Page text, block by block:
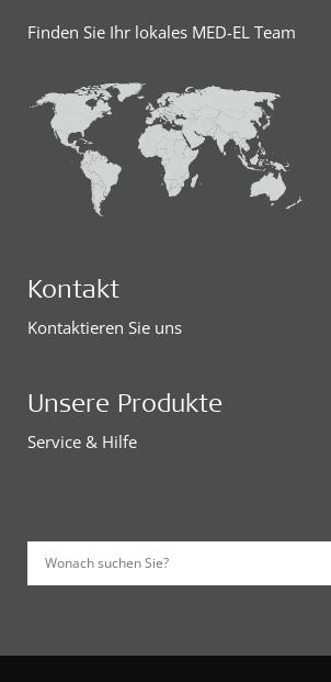
Finden Sie Ihr lokales MED-EL Team
Kontakt
Kontaktieren Sie uns
Unsere Produkte
Service & Hilfe
Wonach suchen Sie?